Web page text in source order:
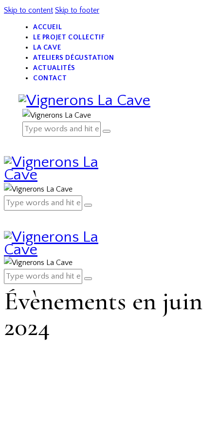
Skip to content Skip to footer
ACCUEIL
LE PROJET COLLECTIF
LA CAVE
ATELIERS DÉGUSTATION
ACTUALITÉS
CONTACT
Évènements en juin
2024